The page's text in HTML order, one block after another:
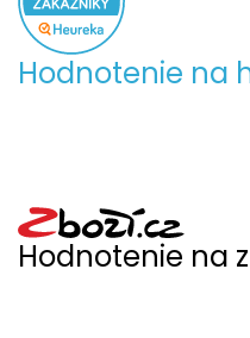
Hodnotenie na
Hodnotenie na